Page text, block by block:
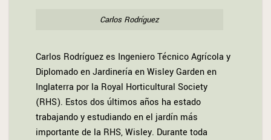
Carlos Rodríguez
Carlos Rodríguez es Ingeniero Técnico Agrícola y
Diplomado en Jardinería en Wisley Garden en
Inglaterra por la Royal Horticultural Society
(RHS). Estos dos últimos años ha estado
trabajando y estudiando en el jardín más
importante de la RHS, Wisley. Durante toda